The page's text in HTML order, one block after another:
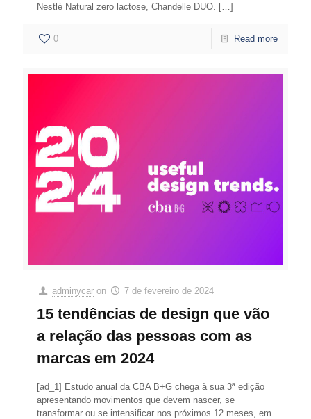
Nestlé Natural zero lactose, Chandelle DUO.
[…]
0 Read more
adminycar on 7 de fevereiro de 2024
15 tendências de design que vão
a relação das pessoas com as
marcas em 2024
[ad_1] Estudo anual da CBA B+G chega à sua 3ª edição
apresentando movimentos que devem nascer, se
transformar ou se intensificar nos próximos 12 meses, em